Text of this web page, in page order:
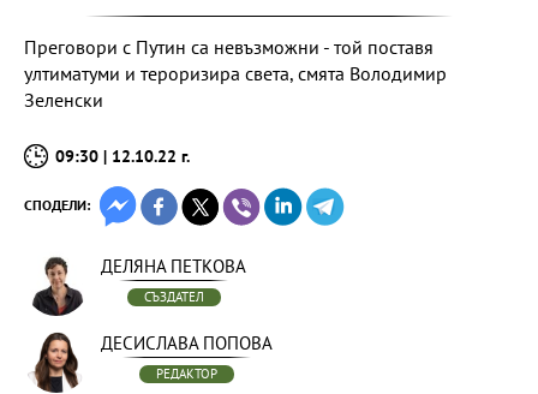
Преговори с Путин са невъзможни - той поставя
ултиматуми и тероризира света, смята Володимир
Зеленски
09:30 | 12.10.22 г.
СПОДЕЛИ:
ДЕЛЯНА ПЕТКОВА
СЪЗДАТЕЛ
ДЕСИСЛАВА ПОПОВА
РЕДАКТОР